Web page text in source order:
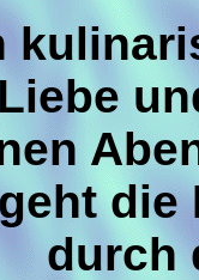
die
durch